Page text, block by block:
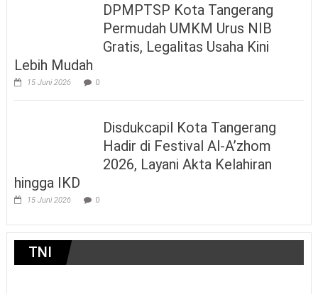
DPMPTSP Kota Tangerang
Permudah UMKM Urus NIB
Gratis, Legalitas Usaha Kini
Lebih Mudah
15 Juni 2026 0
Disdukcapil Kota Tangerang
Hadir di Festival Al-A’zhom
2026, Layani Akta Kelahiran
hingga IKD
15 Juni 2026 0
TNI